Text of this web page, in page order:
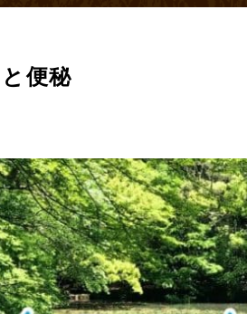
便秘